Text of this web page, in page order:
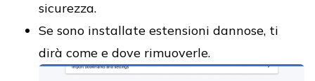
sicurezza.
Se sono installate estensioni dannose, ti
dirà come e dove rimuoverle.